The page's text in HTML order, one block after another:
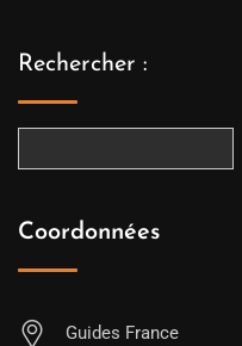
Rechercher :
Coordonnées
Guides France